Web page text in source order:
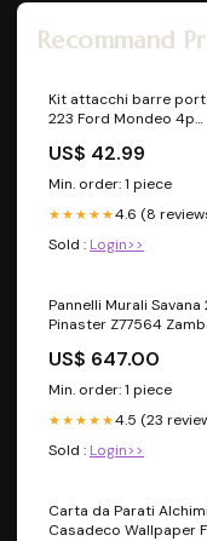
Recommand
Kit attacchi barre
223 Ford Mondeo 4p
N21223 52x35
US$ 42.99
Min. order: 1 piece
★★★★★4.6 (8
Sold : Login>>
Pannelli Murali
Pinaster Z77564
US$ 647.00
Min. order: 1 piece
★★★★★4.5 (23
Sold : Login>>
Carta da Parati
Casadeco Wallpaper